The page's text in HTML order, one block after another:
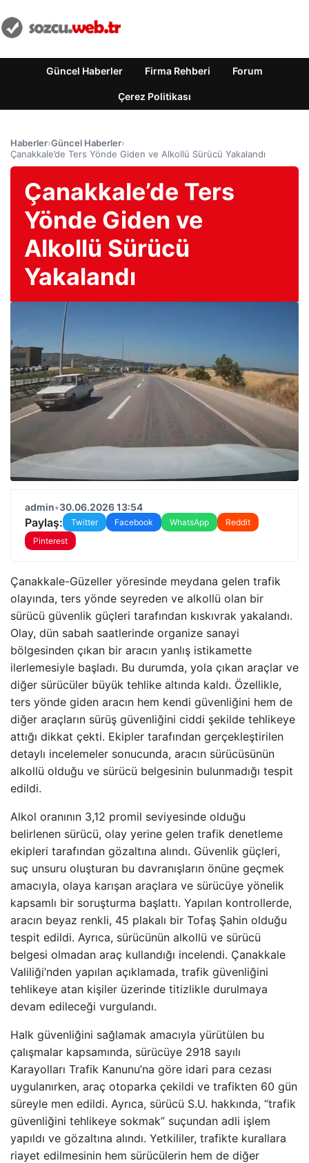
Güncel Haberler Firma Rehberi Forum
Çerez Politikası
Haberler›Güncel Haberler›
Çanakkale’de Ters Yönde Giden ve Alkollü Sürücü Yakalandı
Çanakkale’de Ters
Yönde Giden ve
Alkollü Sürücü
Yakalandı
admin•30.06.2026 13:54
Paylaş: Twitter Facebook WhatsApp
Reddit
Pinterest
Çanakkale-Güzeller yöresinde meydana gelen trafik
olayında, ters yönde seyreden ve alkollü olan bir
sürücü güvenlik güçleri tarafından kıskıvrak yakalandı.
Olay, dün sabah saatlerinde organize sanayi
bölgesinden çıkan bir aracın yanlış istikamette
ilerlemesiyle başladı. Bu durumda, yola çıkan araçlar ve
diğer sürücüler büyük tehlike altında kaldı. Özellikle,
ters yönde giden aracın hem kendi güvenliğini hem de
diğer araçların sürüş güvenliğini ciddi şekilde tehlikeye
attığı dikkat çekti. Ekipler tarafından gerçekleştirilen
detaylı incelemeler sonucunda, aracın sürücüsünün
alkollü olduğu ve sürücü belgesinin bulunmadığı tespit
edildi.
Alkol oranının 3,12 promil seviyesinde olduğu
belirlenen sürücü, olay yerine gelen trafik denetleme
ekipleri tarafından gözaltına alındı. Güvenlik güçleri,
suç unsuru oluşturan bu davranışların önüne geçmek
amacıyla, olaya karışan araçlara ve sürücüye yönelik
kapsamlı bir soruşturma başlattı. Yapılan kontrollerde,
aracın beyaz renkli, 45 plakalı bir Tofaş Şahin olduğu
tespit edildi. Ayrıca, sürücünün alkollü ve sürücü
belgesi olmadan araç kullandığı incelendi. Çanakkale
Valiliği’nden yapılan açıklamada, trafik güvenliğini
tehlikeye atan kişiler üzerinde titizlikle durulmaya
devam edileceği vurgulandı.
Halk güvenliğini sağlamak amacıyla yürütülen bu
çalışmalar kapsamında, sürücüye 2918 sayılı
Karayolları Trafik Kanunu’na göre idari para cezası
uygulanırken, araç otoparka çekildi ve trafikten 60 gün
süreyle men edildi. Ayrıca, sürücü S.U. hakkında, “trafik
güvenliğini tehlikeye sokmak” suçundan adli işlem
yapıldı ve gözaltına alındı. Yetkililer, trafikte kurallara
riayet edilmesinin hem sürücülerin hem de diğer